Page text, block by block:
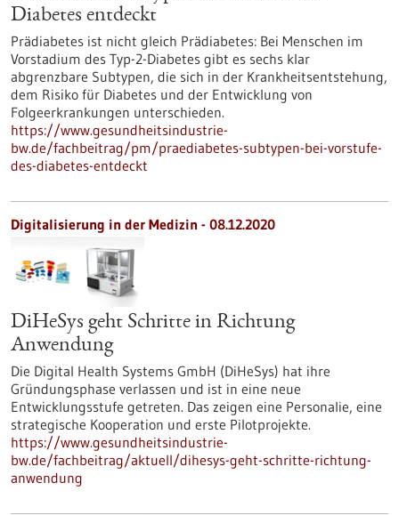
Diabetes entdeckt
Prädiabetes ist nicht gleich Prädiabetes: Bei Menschen im
Vorstadium des Typ-2-Diabetes gibt es sechs klar
abgrenzbare Subtypen, die sich in der Krankheitsentstehung,
dem Risiko für Diabetes und der Entwicklung von
Folgeerkrankungen unterschieden.
https://www.gesundheitsindustrie-
bw.de/fachbeitrag/pm/praediabetes-subtypen-bei-vorstufe-
des-diabetes-entdeckt
Digitalisierung in der Medizin - 08.12.2020
DiHeSys geht Schritte in Richtung
Anwendung
Die Digital Health Systems GmbH (DiHeSys) hat ihre
Gründungsphase verlassen und ist in eine neue
Entwicklungsstufe getreten. Das zeigen eine Personalie, eine
strategische Kooperation und erste Pilotprojekte.
https://www.gesundheitsindustrie-
bw.de/fachbeitrag/aktuell/dihesys-geht-schritte-richtung-
anwendung